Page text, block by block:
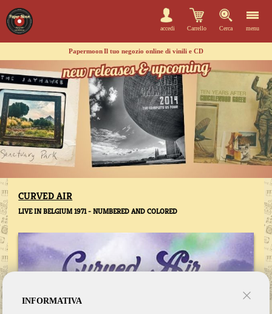
accedi Carrello Cerca menu
PapermoonIl tuo negozio online di vinili e CD
CURVED AIR
LIVE IN BELGIUM 1971 - NUMBERED AND COLORED
INFORMATIVA